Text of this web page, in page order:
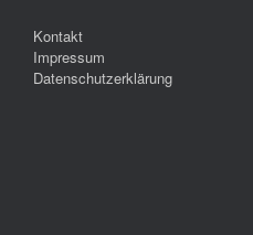
Kontakt
Impressum
Datenschutzerklärung